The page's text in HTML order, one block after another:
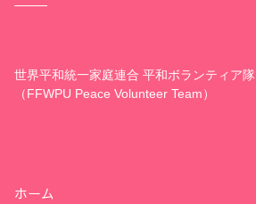
世界平和統一家庭連合 平和ボランティア隊
（FFWPU Peace Volunteer Team）
ホーム